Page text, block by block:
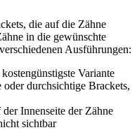
die auf die Zähne
in die gewünschte
Ausführungen:
Variante
oder durchsichtige Brackets,
der Innenseite der Zähne
sichtbar